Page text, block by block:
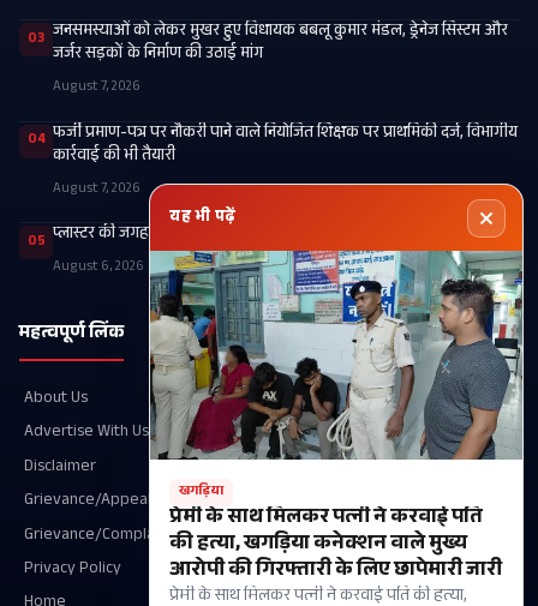
03 जनसमस्याओं को लेकर मुखर हुए विधायक बबलू कुमार मंडल, ड्रेनेज सिस्टम और
जर्जर सड़कों के निर्माण की उठाई मांग
August 7, 2026
04 फर्जी प्रमाण-पत्र पर नौकरी पाने वाले नियोजित शिक्षक पर प्राथमिकी दर्ज, विभागीय
कार्रवाई की भी तैयारी
August 7, 2026
05 प्लास्टर की जगह टूटे पैर में कार्टन बांधने के मामले की होगी उच्चस्तरीय जांच
August 6, 2026
महत्वपूर्ण लिंक
About Us
Advertise With Us
Disclaimer
Grievance/Appeal Details
Grievance/Complaint
Privacy Policy
Recent
खगड़िया
परबत्ता
राजनीति
गोगरी
यह भी पढ़ें
खगड़िया
प्रेमी के साथ मिलकर पत्नी ने करवाई पति
की हत्या, खगड़िया कनेक्शन वाले मुख्य
आरोपी की गिरफ्तारी के लिए छापेमारी जारी
प्रेमी के साथ मिलकर पत्नी ने करवाई पति की हत्या,